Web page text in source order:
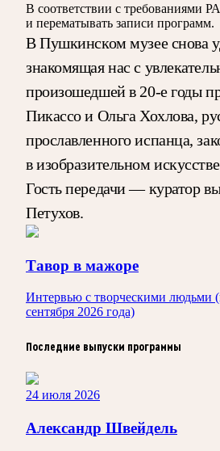
В соответствии с требованиями
и перематывать записи программ.
В Пушкинском музее снова
знакомящая нас с
произошедшей в 20-е годы
Пикассо и Ольга Хохлова,
прославленного испанца,
в изобразительном
Гость передачи — куратор
Петухов.
Тавор в мажоре
Интервью с творческими людьми
сентября 2026 года)
Последние выпуски программы
24 июля 2026
Александр Швейдель